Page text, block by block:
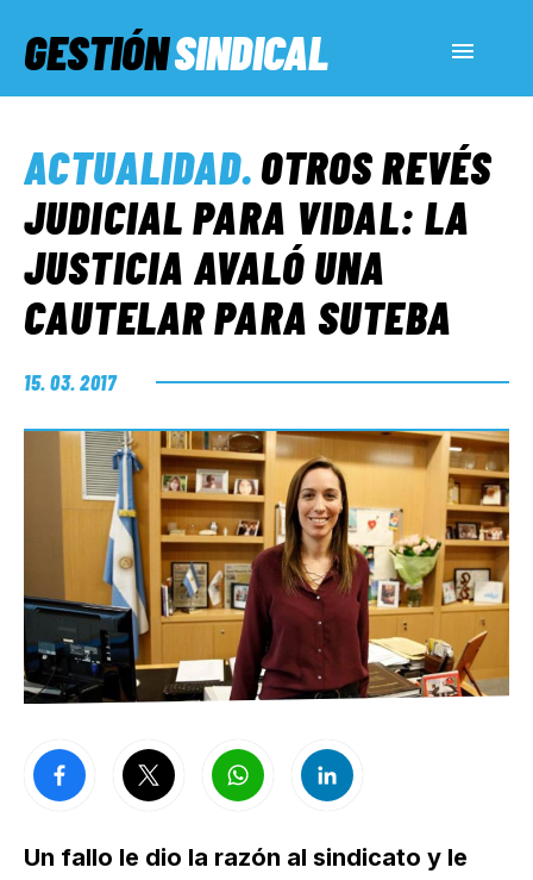
GESTIÓNSINDICAL
SERVICIOS SOCIALES
INFORMES ESPECIALES
FUERA DE MEGÁFONO
EL LADO «G»
ACTUALIDAD.OTROS REVÉS
JUDICIAL PARA VIDAL: LA
JUSTICIA AVALÓ UNA
CAUTELAR PARA SUTEBA
15. 03. 2017
Un fallo le dio la razón al sindicato y le